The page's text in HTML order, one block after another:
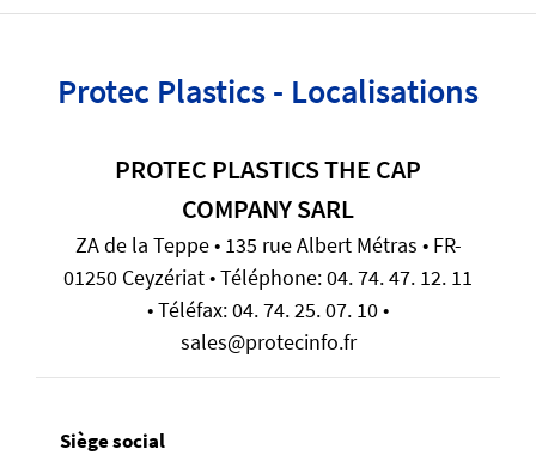
Protec Plastics - Localisations
PROTEC PLASTICS THE CAP
COMPANY SARL
ZA de la Teppe • 135 rue Albert Métras • FR-
01250 Ceyzériat • Téléphone: 04. 74. 47. 12. 11
• Téléfax: 04. 74. 25. 07. 10 •
sales@protecinfo.fr
Siège social